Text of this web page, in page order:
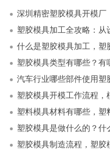
什么是塑胶模具加工，塑
塑胶模具类型有哪些？有
汽车行业哪些部件使用塑
塑胶模具开模工作流程，
塑料模具材料有哪些，塑
塑胶模具是做什么的？什
塑胶模具制造流程，塑胶